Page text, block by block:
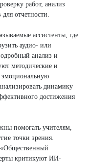
работ, анализ
отчетности.
ассистенты, где
аудио- или
анализ и
методические и
эмоциональную
динамику
достижения
помогать учителям,
точки зрения.
критикуют ИИ-